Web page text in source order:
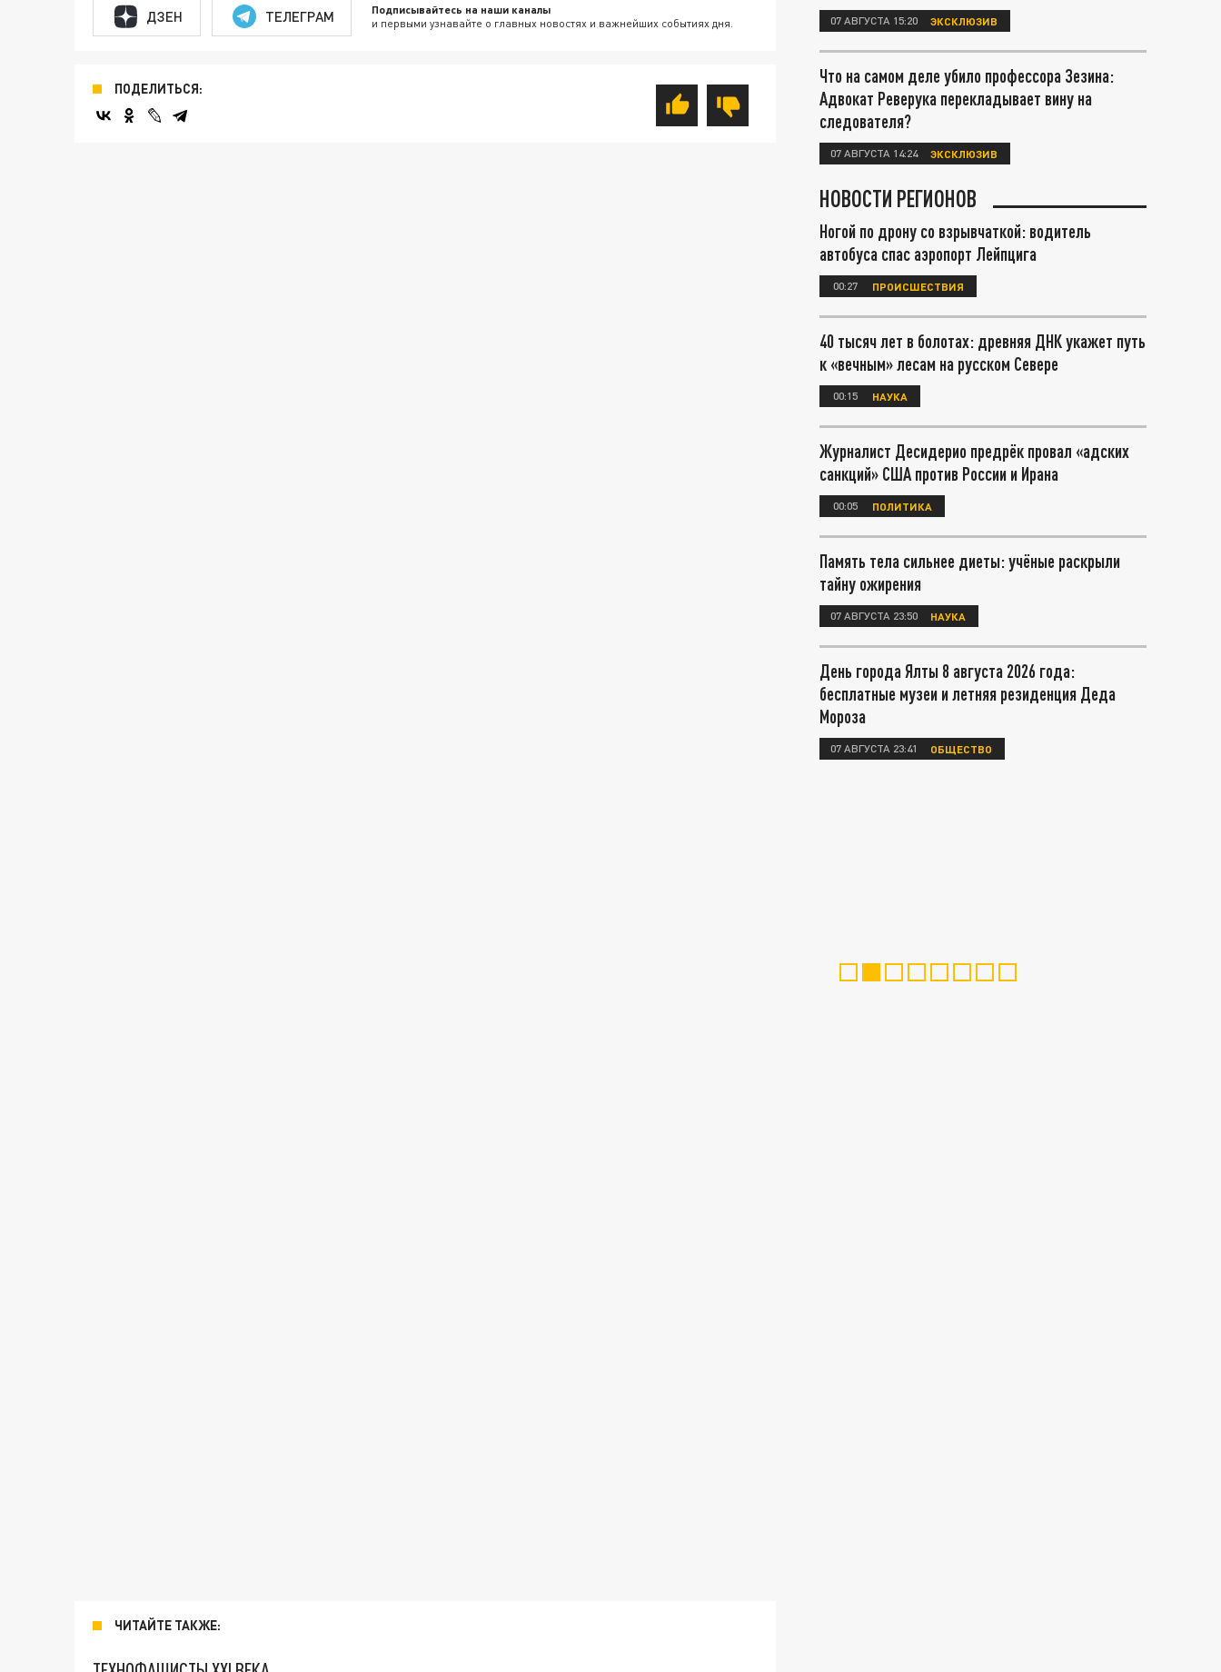
ДЗЕН ТЕЛЕГРАМ Подписывайтесь на наши каналы
и первыми узнавайте о главных новостях и важнейших событиях дня.
ПОДЕЛИТЬСЯ:
ЧИТАЙТЕ ТАКЖЕ:
07 АВГУСТА 15:20 ЭКСКЛЮЗИВ
Что на самом деле убило профессора Зезина:
Адвокат Реверука перекладывает вину на
следователя?
07 АВГУСТА 14:24 ЭКСКЛЮЗИВ
НОВОСТИ РЕГИОНОВ
Ногой по дрону со взрывчаткой: водитель
автобуса спас аэропорт Лейпцига
00:27 ПРОИСШЕСТВИЯ
40 тысяч лет в болотах: древняя ДНК укажет путь
к «вечным» лесам на русском Севере
00:15 НАУКА
Журналист Десидерио предрёк провал «адских
санкций» США против России и Ирана
00:05 ПОЛИТИКА
Память тела сильнее диеты: учёные раскрыли
тайну ожирения
07 АВГУСТА 23:50 НАУКА
День города Ялты 8 августа 2026 года:
бесплатные музеи и летняя резиденция Деда
Мороза
07 АВГУСТА 23:41 ОБЩЕСТВО